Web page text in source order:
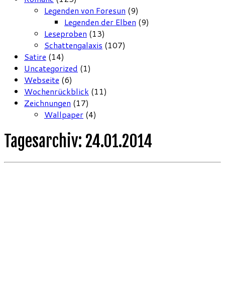
Legenden von Foresun (9)
Legenden der Elben (9)
Leseproben (13)
Schattengalaxis (107)
Satire (14)
Uncategorized (1)
Webseite (6)
Wochenrückblick (11)
Zeichnungen (17)
Wallpaper (4)
Tagesarchiv: 24.01.2014